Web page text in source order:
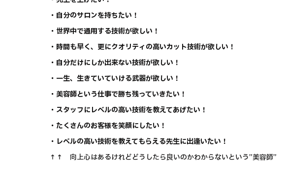
・自分のサロンを持ちたい！
・世界中で通用する技術が欲しい！
・時間も早く、更にクオリティの高いカット技術が欲しい！
・自分だけにしか出来ない技術が欲しい！
・一生、生きていていける武器が欲しい！
・美容師という仕事で勝ち残っていきたい！
・スタッフにレベルの高い技術を教えてあげたい！
・たくさんのお客様を笑顔にしたい！
・レベルの高い技術を教えてもらえる先生に出逢いたい！
↑↑ 向上心はあるけれどどうしたら良いのかわからないという”美容師”